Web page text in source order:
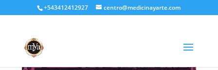
+543412412927 centro@medicinayarte.com